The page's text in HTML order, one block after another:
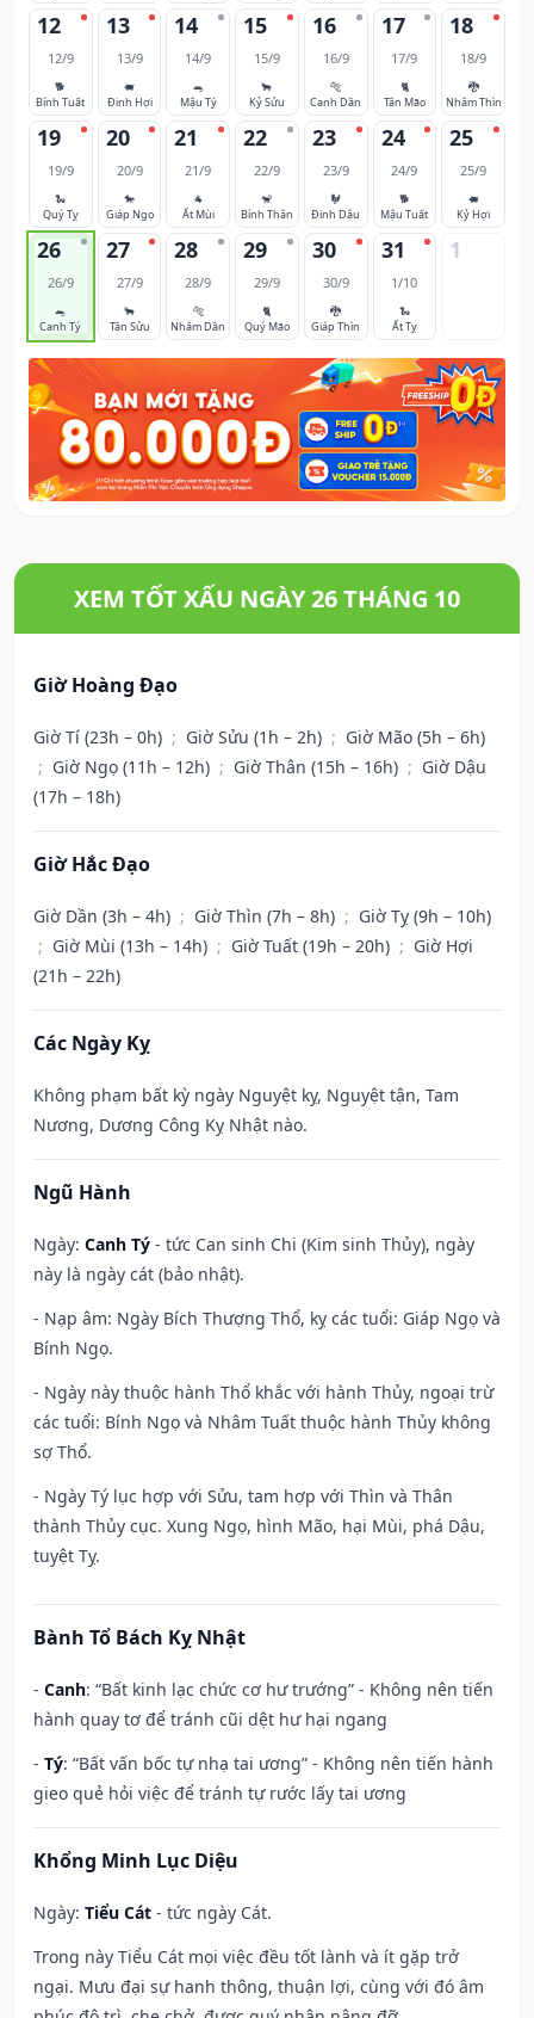
12
12/9
🐕
Bính Tuất
13
13/9
🐖
Đinh Hợi
14
14/9
🐀
Mậu Tý
15
15/9
🐂
Kỷ Sửu
16
16/9
🐅
Canh Dần
17
17/9
🐈
Tân Mão
18
18/9
🐉
Nhâm Thìn
19
19/9
🐍
Quý Tỵ
20
20/9
🐎
Giáp Ngọ
21
21/9
🐐
Ất Mùi
22
22/9
🐒
Bính Thân
23
23/9
🐓
Đinh Dậu
24
24/9
🐕
Mậu Tuất
25
25/9
🐖
Kỷ Hợi
26
26/9
🐀
Canh Tý
27
27/9
🐂
Tân Sửu
28
28/9
🐅
Nhâm Dần
29
29/9
🐈
Quý Mão
30
30/9
🐉
Giáp Thìn
31
1/10
🐍
Ất Tỵ
1
XEM TỐT XẤU NGÀY 26 THÁNG 10
Giờ Hoàng Đạo
Giờ Tí (23h – 0h) ; Giờ Sửu (1h – 2h) ; Giờ Mão (5h – 6h)
; Giờ Ngọ (11h – 12h) ; Giờ Thân (15h – 16h) ; Giờ Dậu
(17h – 18h)
Giờ Hắc Đạo
Giờ Dần (3h – 4h) ; Giờ Thìn (7h – 8h) ; Giờ Tỵ (9h – 10h)
; Giờ Mùi (13h – 14h) ; Giờ Tuất (19h – 20h) ; Giờ Hợi
(21h – 22h)
Các Ngày Kỵ
Không phạm bất kỳ ngày Nguyệt kỵ, Nguyệt tận, Tam
Nương, Dương Công Kỵ Nhật nào.
Ngũ Hành
Ngày: Canh Tý - tức Can sinh Chi (Kim sinh Thủy), ngày
này là ngày cát (bảo nhật).
- Nạp âm: Ngày Bích Thượng Thổ, kỵ các tuổi: Giáp Ngọ và
Bính Ngọ.
- Ngày này thuộc hành Thổ khắc với hành Thủy, ngoại trừ
các tuổi: Bính Ngọ và Nhâm Tuất thuộc hành Thủy không
sợ Thổ.
- Ngày Tý lục hợp với Sửu, tam hợp với Thìn và Thân
thành Thủy cục. Xung Ngọ, hình Mão, hại Mùi, phá Dậu,
tuyệt Tỵ.
Bành Tổ Bách Kỵ Nhật
- Canh: “Bất kinh lạc chức cơ hư trướng” - Không nên tiến
hành quay tơ để tránh cũi dệt hư hại ngang
- Tý: “Bất vấn bốc tự nhạ tai ương” - Không nên tiến hành
gieo quẻ hỏi việc để tránh tự rước lấy tai ương
Khổng Minh Lục Diệu
Ngày: Tiểu Cát - tức ngày Cát.
Trong này Tiểu Cát mọi việc đều tốt lành và ít gặp trở
ngại. Mưu đại sự hanh thông, thuận lợi, cùng với đó âm